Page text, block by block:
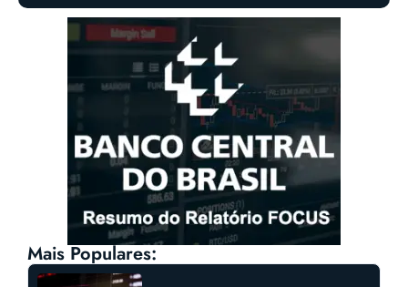
Mais Populares: